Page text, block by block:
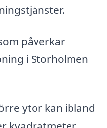
påverkar
i Storholmen
ytor kan ibland